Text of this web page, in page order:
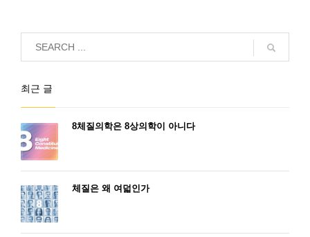
최근 글
8체질의학은 8상의학이 아니다
체질은 왜 여덟인가